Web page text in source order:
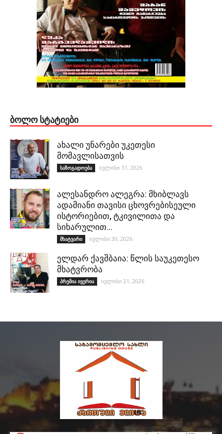
ᲑᲝᲚᲝ ᲡᲢᲐᲢᲘᲔᲑᲘ
ახალი უნარები უკეთესი
მომავლისათვის
საზოგადოება ივლისი 31, 2026
ალესანდრო ალეგრა: მხიბლავს
ადამიანი თავისი ცხოვრებისეული
ისტორიებით, ტკივილითა და
სიხარულით…
მხატვარი ივლისი 30, 2026
ელდარ ქავშბაია: წლის საუკეთესო
მხატვრობა
პრემია ივერია ივლისი 21, 2026